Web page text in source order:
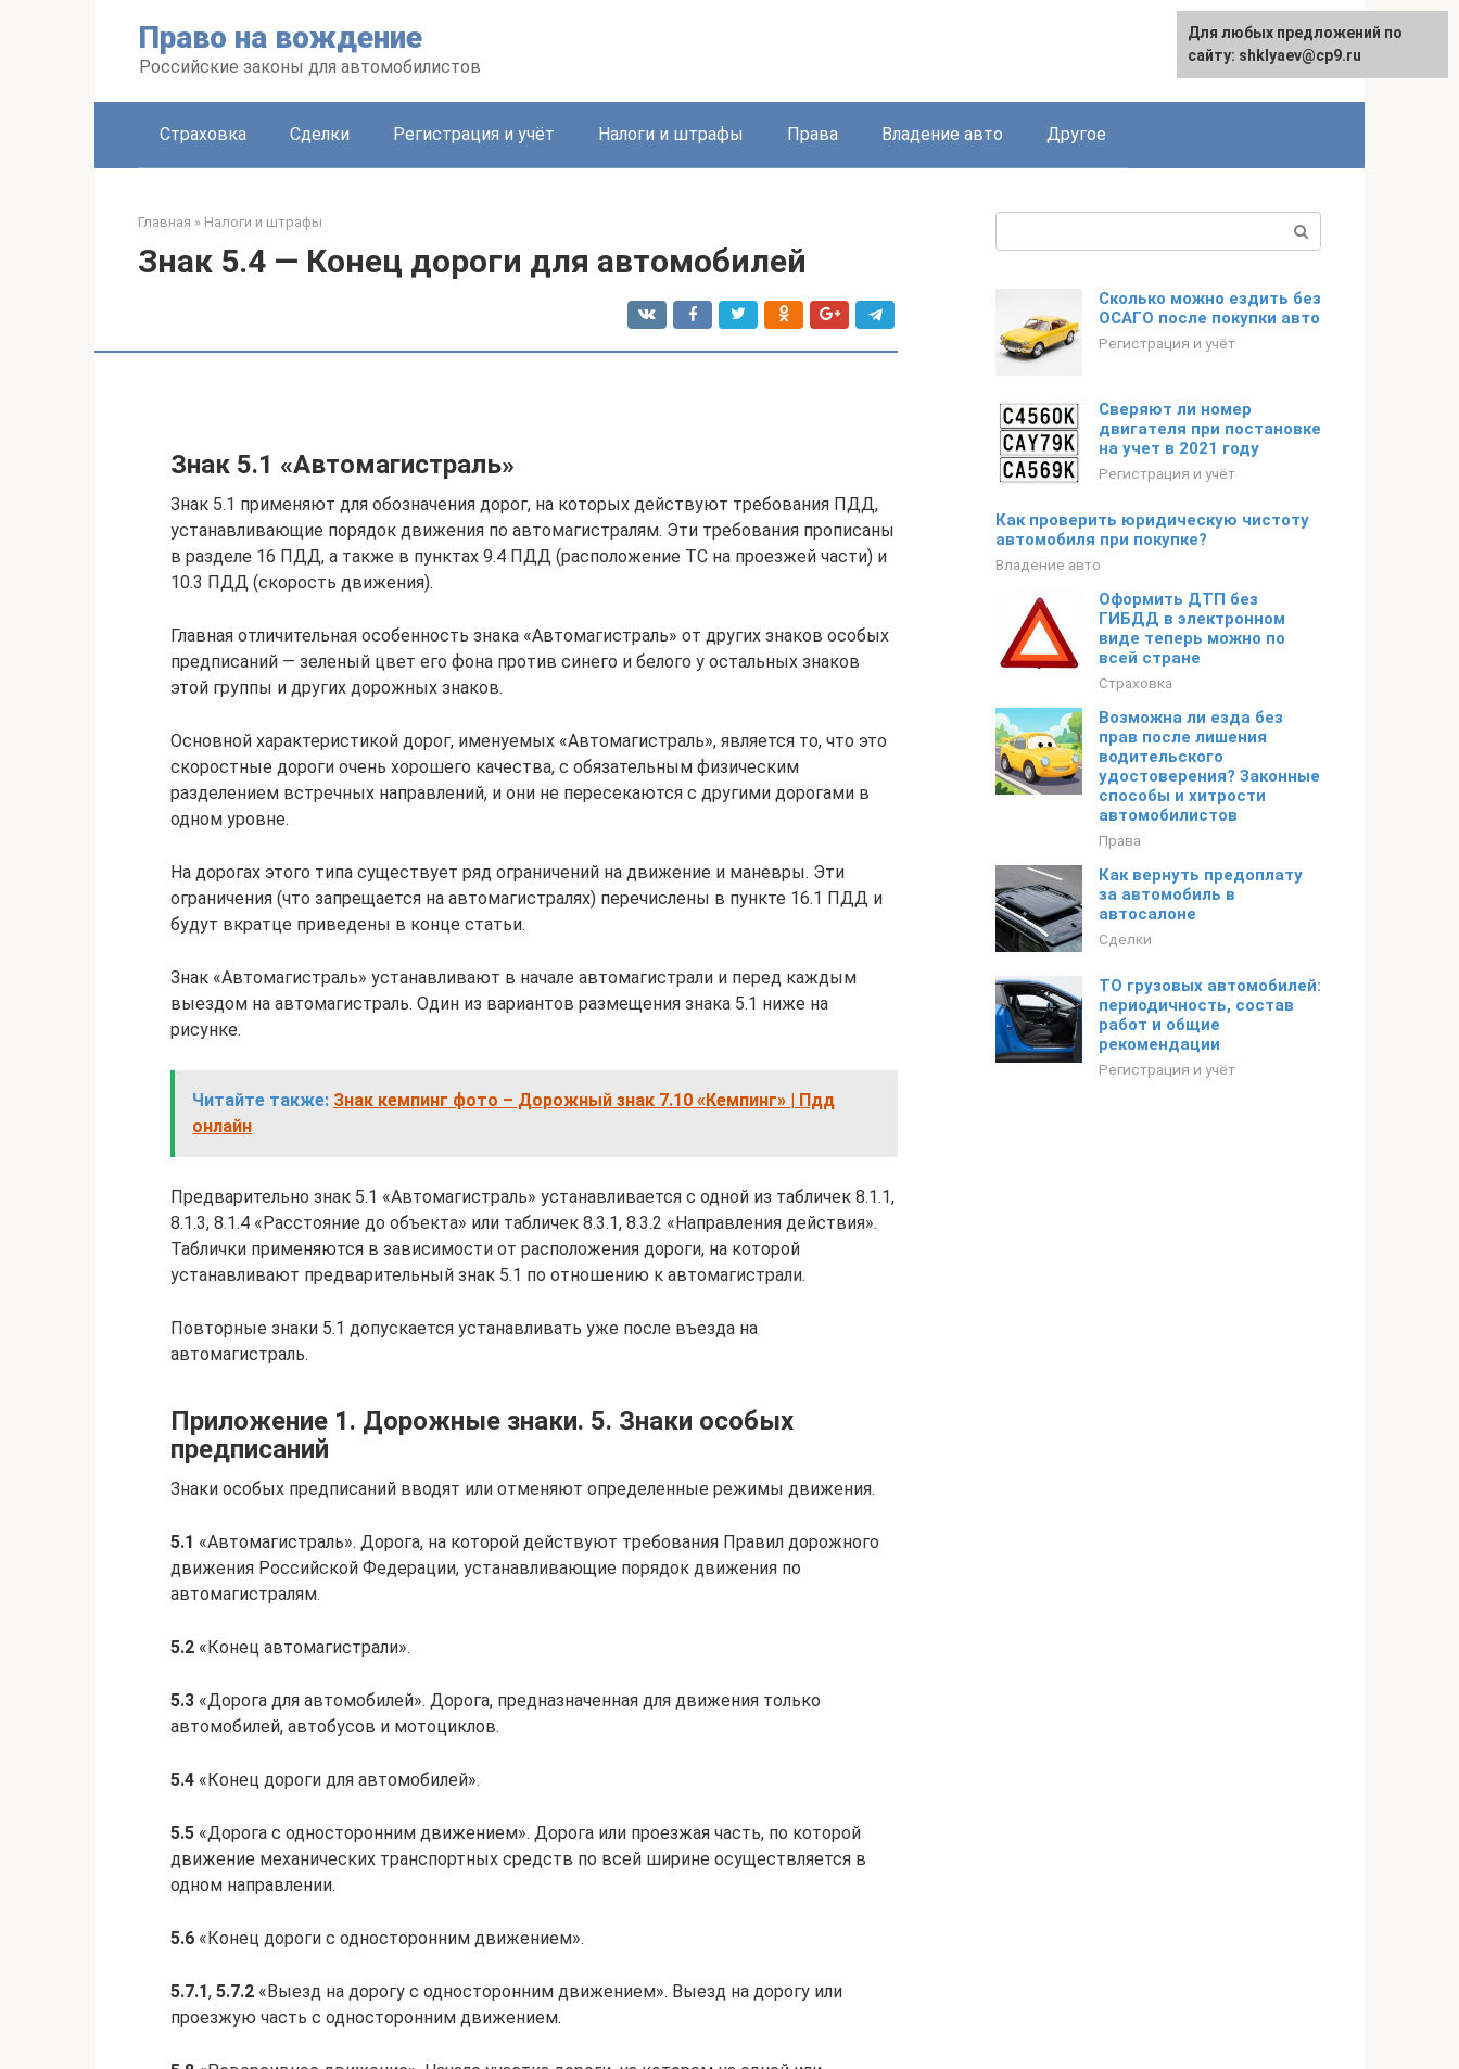
Право на вождение
Российские законы для автомобилистов
Страховка Сделки Регистрация и учёт Налоги и штрафы Права Владение авто Другое
Главная » Налоги и штрафы
Знак 5.4 — Конец дороги для автомобилей
Знак 5.1 «Автомагистраль»
Знак 5.1 применяют для обозначения дорог, на которых действуют требования ПДД,
устанавливающие порядок движения по автомагистралям. Эти требования прописаны
в разделе 16 ПДД, а также в пунктах 9.4 ПДД (расположение ТС на проезжей части) и
10.3 ПДД (скорость движения).
Главная отличительная особенность знака «Автомагистраль» от других знаков особых
предписаний — зеленый цвет его фона против синего и белого у остальных знаков
этой группы и других дорожных знаков.
Основной характеристикой дорог, именуемых «Автомагистраль», является то, что это
скоростные дороги очень хорошего качества, с обязательным физическим
разделением встречных направлений, и они не пересекаются с другими дорогами в
одном уровне.
На дорогах этого типа существует ряд ограничений на движение и маневры. Эти
ограничения (что запрещается на автомагистралях) перечислены в пункте 16.1 ПДД и
будут вкратце приведены в конце статьи.
Знак «Автомагистраль» устанавливают в начале автомагистрали и перед каждым
выездом на автомагистраль. Один из вариантов размещения знака 5.1 ниже на
рисунке.
Читайте также: Знак кемпинг фото – Дорожный знак 7.10 «Кемпинг» | Пдд
онлайн
Предварительно знак 5.1 «Автомагистраль» устанавливается с одной из табличек 8.1.1,
8.1.3, 8.1.4 «Расстояние до объекта» или табличек 8.3.1, 8.3.2 «Направления действия».
Таблички применяются в зависимости от расположения дороги, на которой
устанавливают предварительный знак 5.1 по отношению к автомагистрали.
Повторные знаки 5.1 допускается устанавливать уже после въезда на
автомагистраль.
Приложение 1. Дорожные знаки. 5. Знаки особых
предписаний
Знаки особых предписаний вводят или отменяют определенные режимы движения.
5.1 «Автомагистраль». Дорога, на которой действуют требования Правил дорожного
движения Российской Федерации, устанавливающие порядок движения по
автомагистралям.
5.2 «Конец автомагистрали».
5.3 «Дорога для автомобилей». Дорога, предназначенная для движения только
автомобилей, автобусов и мотоциклов.
5.4 «Конец дороги для автомобилей».
5.5 «Дорога с односторонним движением». Дорога или проезжая часть, по которой
движение механических транспортных средств по всей ширине осуществляется в
одном направлении.
5.6 «Конец дороги с односторонним движением».
5.7.1, 5.7.2 «Выезд на дорогу с односторонним движением». Выезд на дорогу или
проезжую часть с односторонним движением.
Сколько можно ездить без
ОСАГО после покупки авто
Регистрация и учёт
Сверяют ли номер
двигателя при постановке
на учет в 2021 году
Регистрация и учёт
Как проверить юридическую чистоту
автомобиля при покупке?
Владение авто
Оформить ДТП без
ГИБДД в электронном
виде теперь можно по
всей стране
Страховка
Возможна ли езда без
прав после лишения
водительского
удостоверения? Законные
способы и хитрости
автомобилистов
Права
Как вернуть предоплату
за автомобиль в
автосалоне
Сделки
ТО грузовых автомобилей:
периодичность, состав
работ и общие
рекомендации
Регистрация и учёт
Для любых предложений по
сайту: shklyaev@cp9.ru